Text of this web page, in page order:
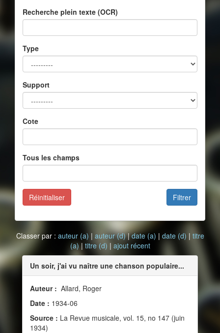
Recherche plein texte (OCR)
Type
Support
Cote
Tous les champs
Filtrer
Réinitialiser
Classer par : auteur (a) | auteur (d)|date (a) | date (d) | titre
(a)| titre (d) | ajout récent
Un soir, j'ai vu naître une chanson populaire...
Auteur : Allard, Roger
Date : 1934-06
Source : La Revue musicale, vol. 15, no 147 (juin
1934)